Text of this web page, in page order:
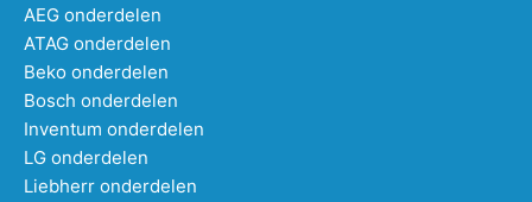
AEG onderdelen
ATAG onderdelen
Beko onderdelen
Bosch onderdelen
Inventum onderdelen
LG onderdelen
Liebherr onderdelen